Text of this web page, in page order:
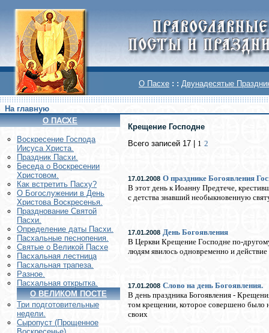
О Пасхе : : Двунадесятые
На главную
О ПАСХЕ
Воскреcение Господа
Иисуса Христа.
Праздник Пасхи.
Беседа о Воскресении
Христовом.
Как встретить Пасху?
О Богослужении в День
Христова Воскресенья.
Празднование Святой
Пасхи.
Определение даты Пасхи.
Пасхальные песнопения.
Святые о Великой Пасхе
Пасхальная лестница
Пасхальная трапеза.
Разное.
Пасхальная открытка.
О ВЕЛИКОМ ПОСТЕ
Три подготовительные
недели.
Сыропуст (Прощенное
Крещение Господне
Всего записей 17 | 1 2
17.01.2008 О празднике Богоявления
В этот день к Иоанну Предтече,
с детства знавший необыкновенную
17.01.2008 День Богоявления
В Церкви Крещение Господне по-
людям явилось одновременно и
17.01.2008 Слово на день Богоявления.
В день праздника Богоявления -
том крещении, которое совершено было
своих